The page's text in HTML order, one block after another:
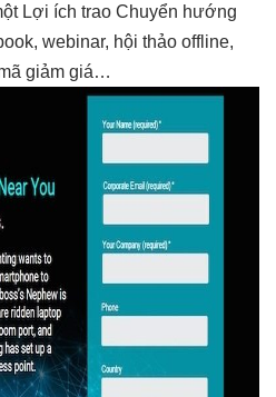
Lợi ích trao Chuyển hướng
webinar, hội thảo offline,
giảm giá…